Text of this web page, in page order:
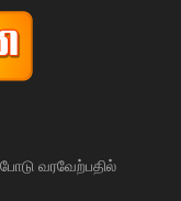
வரவேற்பதில்